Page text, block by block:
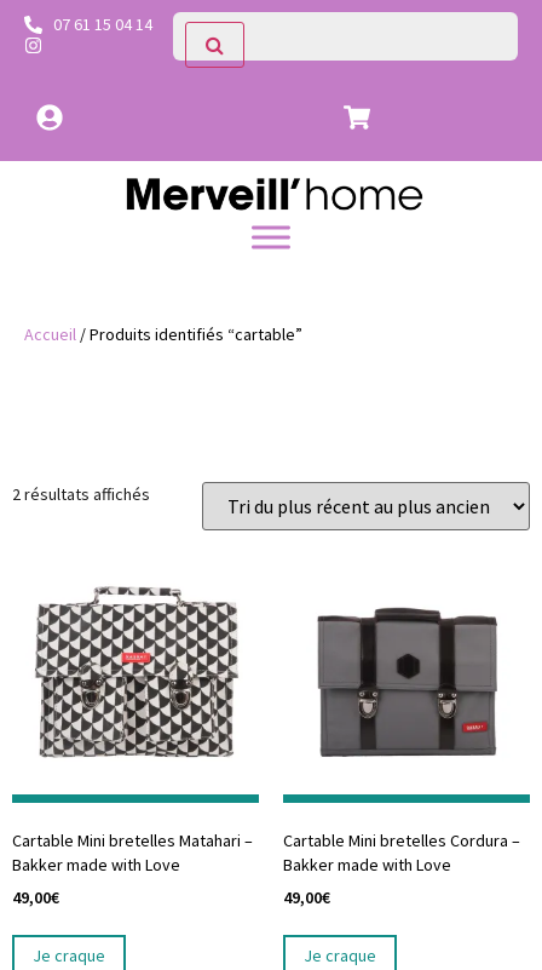
07 61 15 04 14
Accueil / Produits identifiés “cartable”
2 résultats affichés
Cartable Mini bretelles Matahari –
Bakker made with Love
49,00€
Je craque
Cartable Mini bretelles Cordura –
Bakker made with Love
49,00€
Je craque